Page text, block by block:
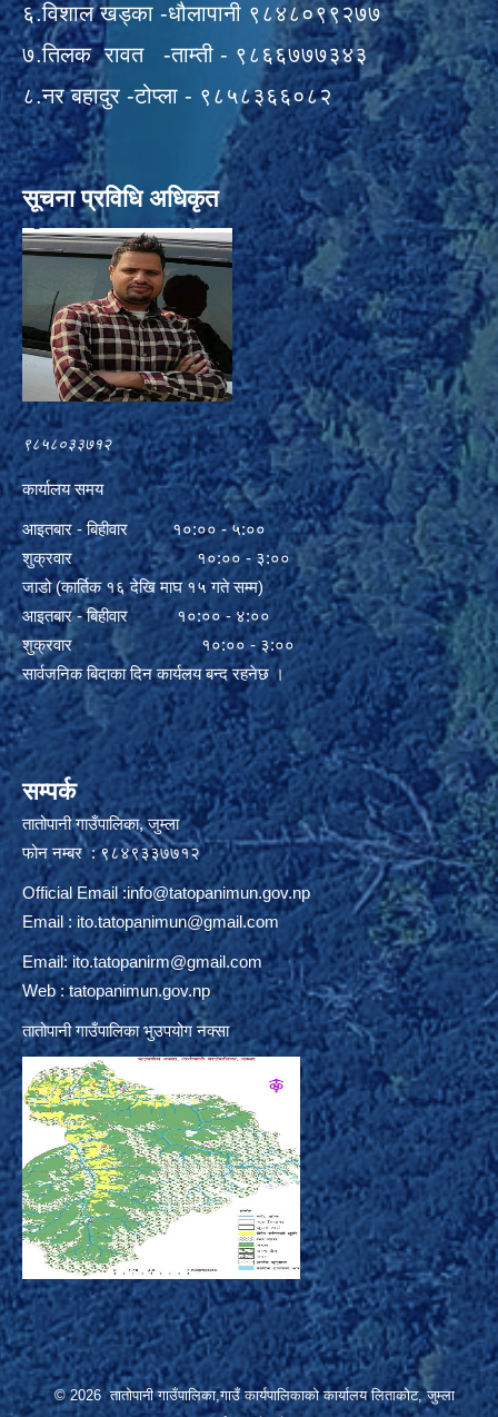
६.विशाल खड्का -धौलापानी ९८४८०९९२७७
७.तिलक रावत -ताम्ती - ९८६६७७७३४३
८.नर बहादुर -टोप्ला - ९८५८३६६०८२
सूचना प्रविधि अधिकृत
९८५८०३३७१२
कार्यालय समय
आइतबार - बिहीवार १०:०० - ५:००
शुक्रवार १०:०० - ३:००
जाडो (कार्तिक १६ देखि माघ १५ गते सम्म)
आइतबार - बिहीवार १०:०० - ४:००
शुक्रवार १०:०० - ३:००
सार्वजनिक बिदाका दिन कार्यलय बन्द रहनेछ ।
सम्पर्क
तातोपानी गाउँपालिका, जुम्ला
फोन नम्बर : ९८४९३३७७१२
Official Email :info@tatopanimun.gov.np
Email :ito.tatopanimun@gmail.com
Email:ito.tatopanirm@gmail.com
Web : tatopanimun.gov.np
तातोपानी गाउँपालिका भुउपयोग नक्सा
© 2026 तातोपानी गाउँपालिका,गाउँ कार्यपालिकाको कार्यालय लिताकोट, जुम्ला